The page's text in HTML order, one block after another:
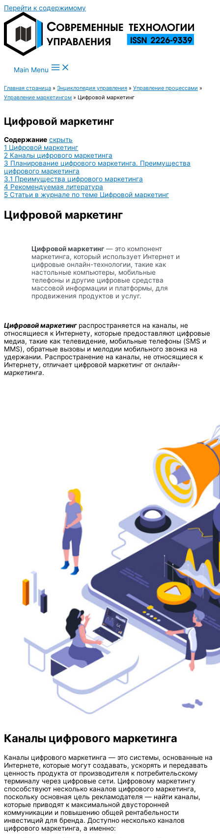
Перейти к содержимому
Main Menu
Главная страница » Энциклопедия управления » Управление процессами »
Управление маркетингом » Цифровой маркетинг
Цифровой маркетинг
Содержание скрыть
1 Цифровой маркетинг
2 Каналы цифрового маркетинга
3 Планирование цифрового маркетинга. Преимущества
цифрового маркетинга
3.1 Преимущества цифрового маркетинга
4 Рекомендуемая литература
5 Статьи в журнале по теме Цифровой маркетинг
Цифровой маркетинг
Цифровой маркетинг — это компонент
маркетинга, который использует Интернет и
цифровые онлайн-технологии, такие как
настольные компьютеры, мобильные
телефоны и другие цифровые средства
массовой информации и платформы, для
продвижения продуктов и услуг.
Цифровой маркетинг распространяется на каналы, не
относящиеся к Интернету, которые предоставляют цифровые
медиа, такие как телевидение, мобильные телефоны (SMS и
MMS), обратные вызовы и мелодии мобильного звонка на
удержании. Распространение на каналы, не относящиеся к
Интернету, отличает цифровой маркетинг от онлайн-
маркетинга.
Каналы цифрового маркетинга
Каналы цифрового маркетинга — это системы, основанные на
Интернете, которые могут создавать, ускорять и передавать
ценность продукта от производителя к потребительскому
терминалу через цифровые сети. Цифровому маркетингу
способствуют несколько каналов цифрового маркетинга,
поскольку основная цель рекламодателя — найти каналы,
которые приводят к максимальной двусторонней
коммуникации и повышению общей рентабельности
инвестиций для бренда. Доступно несколько каналов
цифрового маркетинга, а именно: